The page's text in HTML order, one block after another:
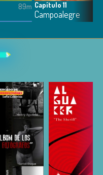
89m Capítulo 11
Campoalegre